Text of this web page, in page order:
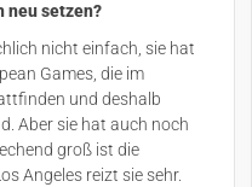
neu setzen?
nicht einfach, sie hat
Games, die im
und deshalb
Aber sie hat auch noch
groß ist die
Angeles reizt sie sehr.